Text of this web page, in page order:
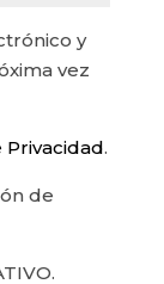
y
vez
Privacidad.
de